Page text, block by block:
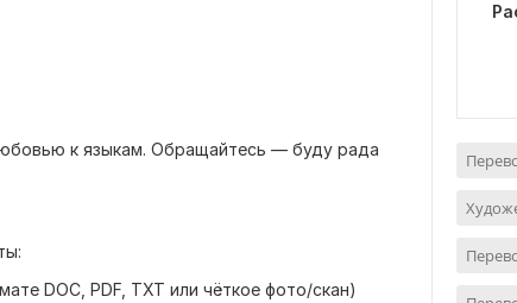
к языкам. Обращайтесь — буду рада
DOC, PDF, TXT или чёткое фото/скан)